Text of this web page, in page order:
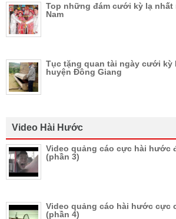
Top những đám cưới kỳ lạ nhất
Nam
Tục tặng quan tài ngày cưới kỳ
huyện Đông Giang
Video Hài Hước
Video quảng cáo cực hài hước
(phần 3)
Video quảng cáo hài hước cực
(phần 4)